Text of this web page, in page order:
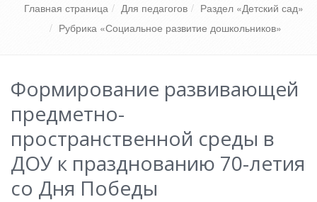
Главная страница Для педагогов
Раздел «Детский сад»
Рубрика «Социальное развитие дошкольников»
Формирование развивающей
предметно-
пространственной среды в
ДОУ к празднованию 70-летия
со Дня Победы